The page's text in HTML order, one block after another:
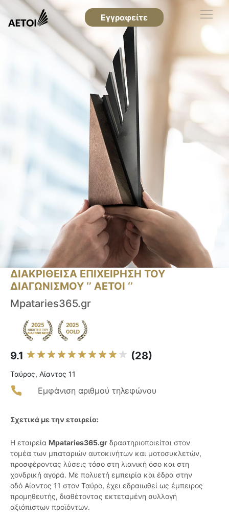
Εγγραφείτε
ΔΙΑΚΡΙΘΕΙΣΑ ΕΠΙΧΕΙΡΗΣΗ ΤΟΥ
ΔΙΑΓΩΝΙΣΜΟΥ ‘’ ΑΕΤΟΙ ‘’
Mpataries365.gr
9.1 (28)
Ταύρος, Αίαντος 11
Εμφάνιση αριθμού τηλεφώνου
Σχετικά με την εταιρεία:
Η εταιρεία Mpataries365.gr δραστηριοποιείται στον
τομέα των μπαταριών αυτοκινήτων και μοτοσυκλετών,
προσφέροντας λύσεις τόσο στη λιανική όσο και στη
χονδρική αγορά. Με πολυετή εμπειρία και έδρα στην
οδό Αίαντος 11 στον Ταύρο, έχει εδραιωθεί ως έμπειρος
προμηθευτής, διαθέτοντας εκτεταμένη συλλογή
αξιόπιστων προϊόντων.